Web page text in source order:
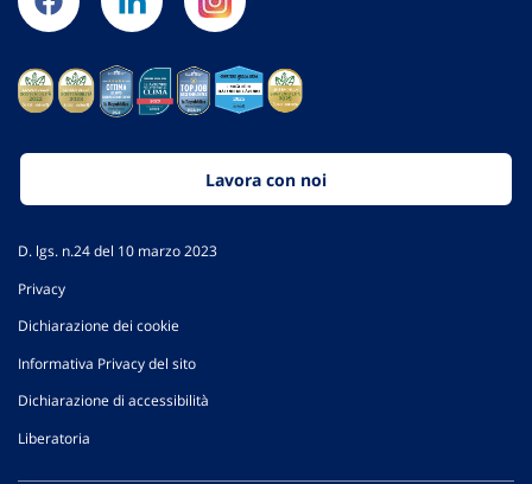
Lavora con noi
D. lgs. n.24 del 10 marzo 2023
Privacy
Dichiarazione dei cookie
Informativa Privacy del sito
Dichiarazione di accessibilità
Liberatoria